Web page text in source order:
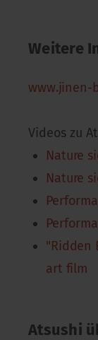
Weitere
www.jinen-
Videos zu
Nature
Nature
"Ridden
art film
Atsushi